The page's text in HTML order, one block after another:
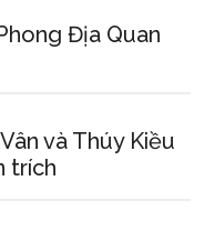
Địa Quan
và Thúy Kiều
trích